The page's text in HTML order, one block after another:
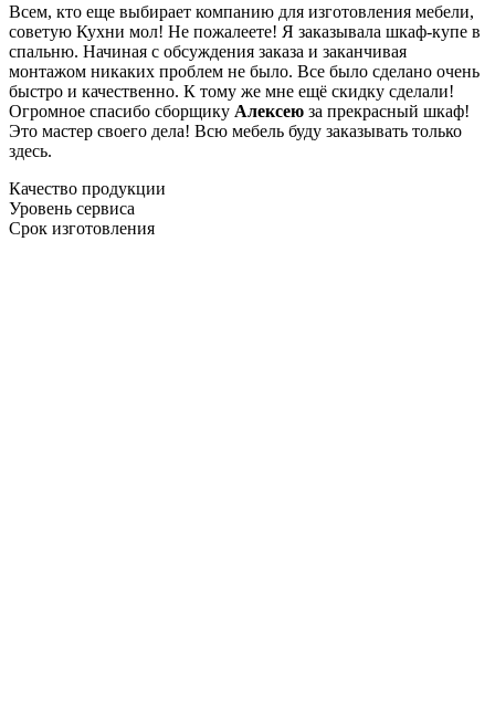
Всем, кто еще выбирает компанию для изготовления мебели,
советую Кухни мол! Не пожалеете! Я заказывала шкаф-купе в
спальню. Начиная с обсуждения заказа и заканчивая
монтажом никаких проблем не было. Все было сделано очень
быстро и качественно. К тому же мне ещё скидку сделали!
Огромное спасибо сборщику Алексею за прекрасный шкаф!
Это мастер своего дела! Всю мебель буду заказывать только
здесь.
Качество продукции
Уровень сервиса
Срок изготовления